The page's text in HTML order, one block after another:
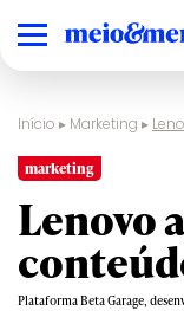
Início ▸ Marketing ▸
marketing
Lenovo
Plataforma Beta Garage,